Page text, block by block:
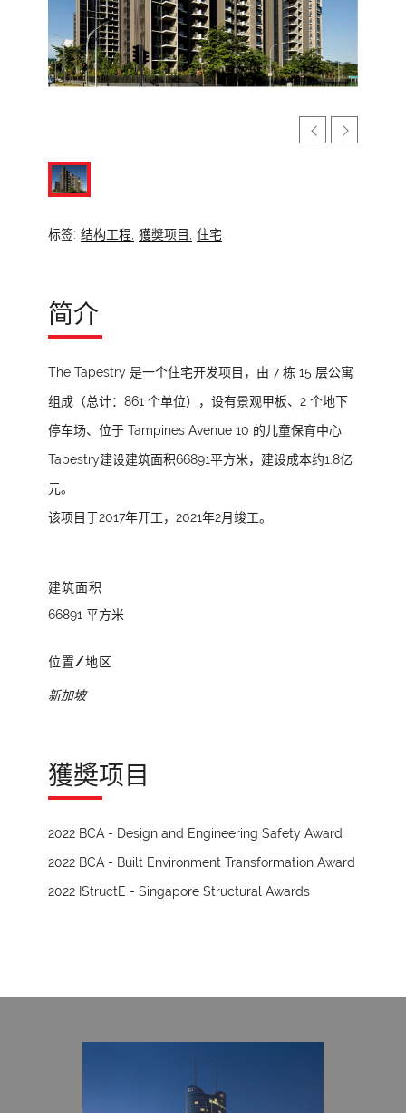
标签: 结构工程, 獲奬项目, 住宅
简介
The Tapestry 是一个住宅开发项目，由 7 栋 15 层公寓
组成（总计：861 个单位），设有景观甲板、2 个地下
停车场、位于 Tampines Avenue 10 的儿童保育中心
Tapestry建设建筑面积66891平方米，建设成本约1.8亿
元。
该项目于2017年开工，2021年2月竣工。
建筑面积
66891 平方米
位置/地区
新加坡
獲奬项目
2022 BCA - Design and Engineering Safety Award
2022 BCA - Built Environment Transformation Award
2022 IStructE - Singapore Structural Awards